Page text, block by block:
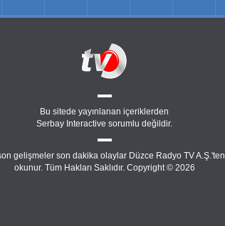
Bu sitede yayınlanan içeriklerden
Serbay Interactive sorumlu değildir.
gelişmeler son dakika olaylar Düzce Radyo TV A.Ş.'ten
okunur. Tüm Hakları Saklıdır. Copyright © 2026